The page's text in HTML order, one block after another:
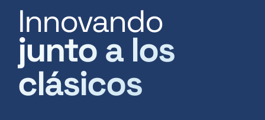
Innovando
junto a los
clásicos